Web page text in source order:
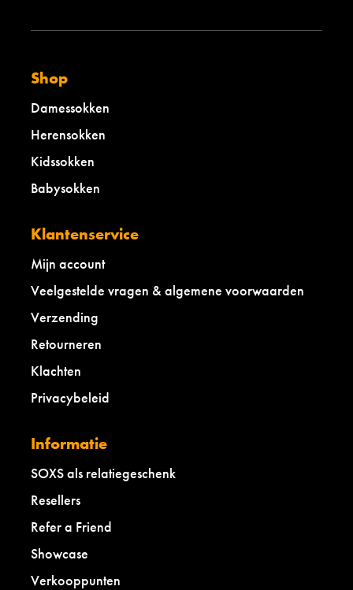
Shop
Damessokken
Herensokken
Kidssokken
Babysokken
Klantenservice
Mijn account
Veelgestelde vragen & algemene voorwaarden
Verzending
Retourneren
Klachten
Privacybeleid
Informatie
SOXS als relatiegeschenk
Resellers
Refer a Friend
Showcase
Verkooppunten